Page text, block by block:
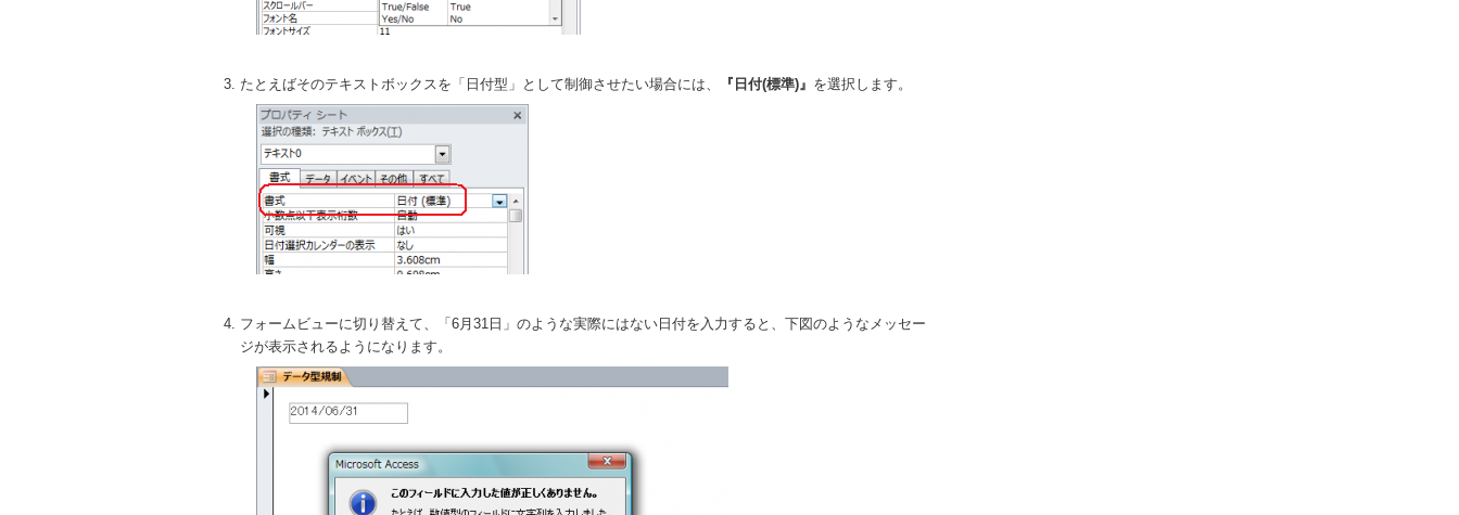
たとえばそのテキストボックスを「日付型」として制御させたい場合には、 『日付(標準)』 を選択します。
フォームビューに切り替えて、「6月31日」のような実際にはない日付を入力すると、下図のようなメッセー
ジが表示されるようになります。